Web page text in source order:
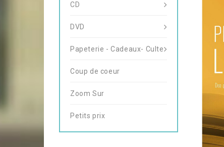
CD
DVD
Papeterie - Cadeaux- Culte
Coup de coeur
Zoom Sur
Petits prix